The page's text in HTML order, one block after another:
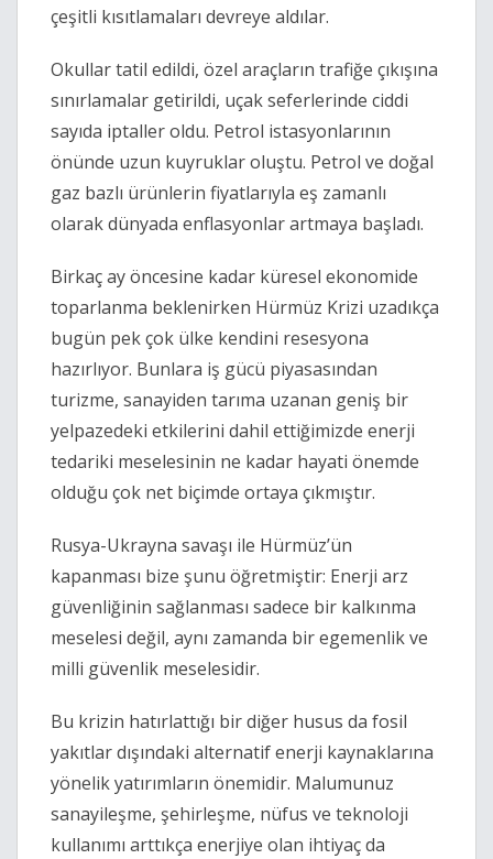
çeşitli kısıtlamaları devreye aldılar.
Okullar tatil edildi, özel araçların trafiğe çıkışına
sınırlamalar getirildi, uçak seferlerinde ciddi
sayıda iptaller oldu. Petrol istasyonlarının
önünde uzun kuyruklar oluştu. Petrol ve doğal
gaz bazlı ürünlerin fiyatlarıyla eş zamanlı
olarak dünyada enflasyonlar artmaya başladı.
Birkaç ay öncesine kadar küresel ekonomide
toparlanma beklenirken Hürmüz Krizi uzadıkça
bugün pek çok ülke kendini resesyona
hazırlıyor. Bunlara iş gücü piyasasından
turizme, sanayiden tarıma uzanan geniş bir
yelpazedeki etkilerini dahil ettiğimizde enerji
tedariki meselesinin ne kadar hayati önemde
olduğu çok net biçimde ortaya çıkmıştır.
Rusya-Ukrayna savaşı ile Hürmüz’ün
kapanması bize şunu öğretmiştir: Enerji arz
güvenliğinin sağlanması sadece bir kalkınma
meselesi değil, aynı zamanda bir egemenlik ve
milli güvenlik meselesidir.
Bu krizin hatırlattığı bir diğer husus da fosil
yakıtlar dışındaki alternatif enerji kaynaklarına
yönelik yatırımların önemidir. Malumunuz
sanayileşme, şehirleşme, nüfus ve teknoloji
kullanımı arttıkça enerjiye olan ihtiyaç da